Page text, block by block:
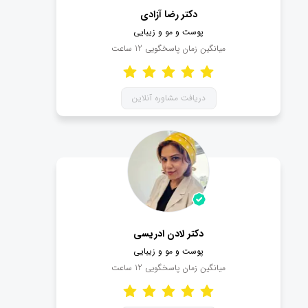
اگر پزشک خاصی مدنظر ندارید و می خواهید یک دکتر
پوست و مو و زیبایی خوب برای فرآیند درمانی خود انتخاب
- امتیاز دکتر در صفحه پروفایل
- سوابق علمی-پژوهشی پزشک
- رزومه و مدت سابقه کار
به کمک این موارد می توانید یک دکتر پوست و مو خوب
جهت ویزیت شدن، پیدا کنید.
دریافت نوبت اینترنتی از بهترین دکتر
جهت دریافت نوبت دکتر متخصص پوست و مو و زیبایی،
دکتر رضا آزادی
پوست و مو و زیبایی
میانگین زمان پاسخگویی 12 ساعت
دریافت مشاوره آنلاین
دکتر لادن ادریسی
پوست و مو و زیبایی
میانگین زمان پاسخگویی 12 ساعت